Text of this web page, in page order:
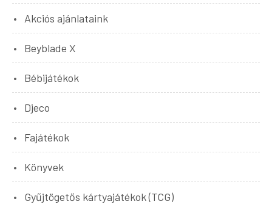
Akciós ajánlataink
Beyblade X
Bébijátékok
Djeco
Fajátékok
Könyvek
Gyűjtögetős kártyajátékok (TCG)